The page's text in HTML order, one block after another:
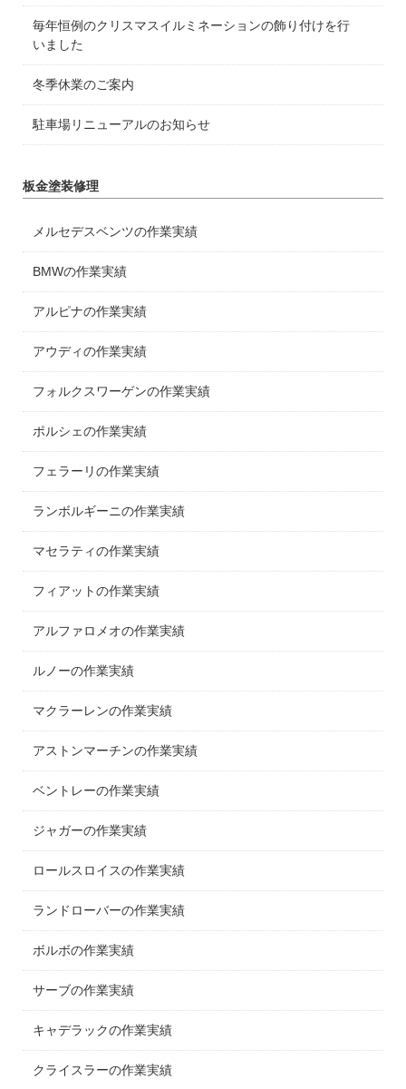
毎年恒例のクリスマスイルミネーションの飾り付けを行
いました
冬季休業のご案内
駐車場リニューアルのお知らせ
板金塗装修理
メルセデスベンツの作業実績
BMWの作業実績
アルピナの作業実績
アウディの作業実績
フォルクスワーゲンの作業実績
ポルシェの作業実績
フェラーリの作業実績
ランボルギーニの作業実績
マセラティの作業実績
フィアットの作業実績
アルファロメオの作業実績
ルノーの作業実績
マクラーレンの作業実績
アストンマーチンの作業実績
ベントレーの作業実績
ジャガーの作業実績
ロールスロイスの作業実績
ランドローバーの作業実績
ボルボの作業実績
サーブの作業実績
キャデラックの作業実績
クライスラーの作業実績